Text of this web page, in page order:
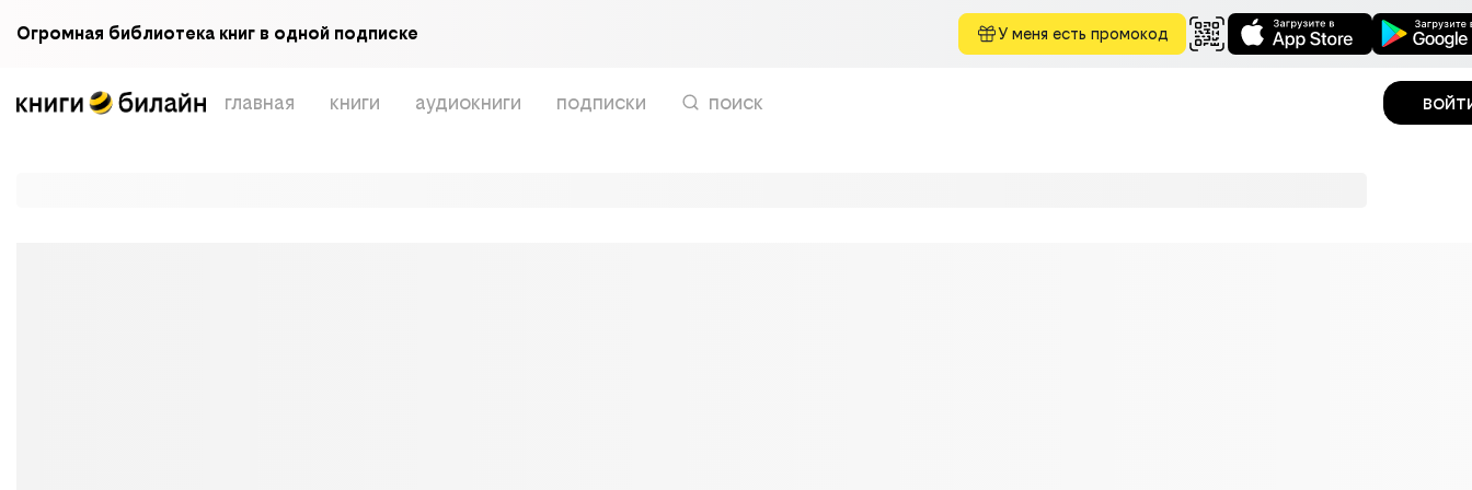
Огромная библиотека книг в одной подписке У меня есть промокод
главная книги аудиокниги подписки поиск